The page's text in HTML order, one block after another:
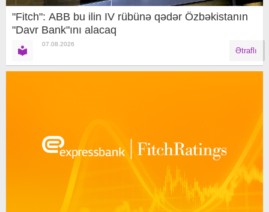
"Fitch": ABB bu ilin IV rübünə qədər Özbəkistanın
"Davr Bank"ını alacaq
07.08.2026
Ətraflı